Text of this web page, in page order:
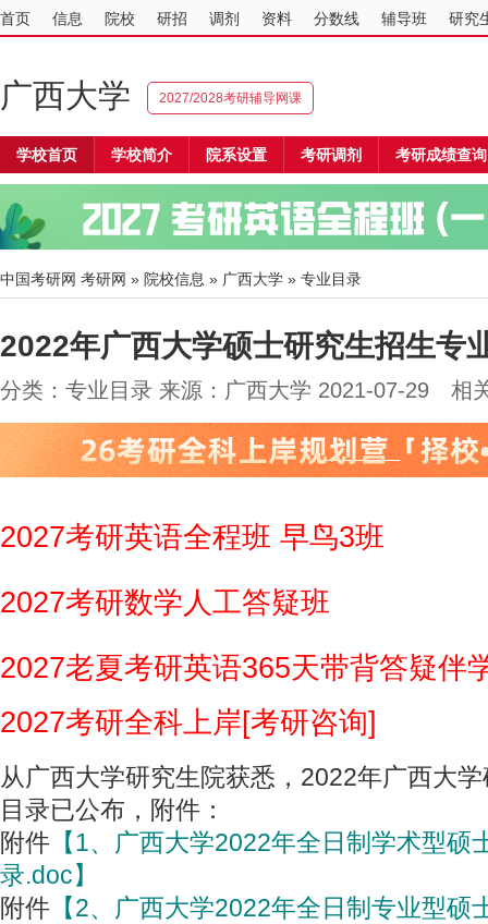
首页 信息 院校 研招 调剂 资料 分数线 辅导班 研究
广西大学 2027/2028考研辅导网课
学校首页 学校简介 院系设置 考研调剂 考研成绩查询
中国考研网 考研网 » 院校信息 » 广西大学 » 专业目录
2022年广西大学硕士研究生招生专
分类：专业目录 来源：广西大学 2021-07-29 相
2027考研英语全程班 早鸟3班
2027考研数学人工答疑班
2027老夏考研英语365天带背答疑伴
2027考研全科上岸[考研咨询]
从广西大学研究生院获悉，2022年广西大
目录已公布，附件：
附件 【1、广西大学2022年全日制学术型硕
录.doc】
附件 【2、广西大学2022年全日制专业型硕